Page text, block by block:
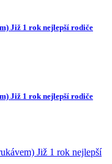
Již 1 rok nejlepší rodiče
Již 1 rok nejlepší rodiče